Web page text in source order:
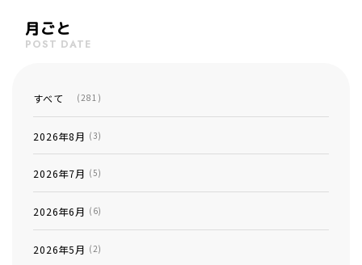
月ごと
POST DATE
すべて (281)
2026年8月 (3)
2026年7月 (5)
2026年6月 (6)
2026年5月 (2)